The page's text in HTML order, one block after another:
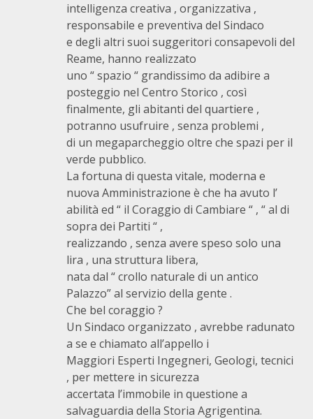
intelligenza creativa , organizzativa ,
responsabile e preventiva del Sindaco
e degli altri suoi suggeritori consapevoli del
Reame, hanno realizzato
uno “ spazio “ grandissimo da adibire a
posteggio nel Centro Storico , così
finalmente, gli abitanti del quartiere ,
potranno usufruire , senza problemi ,
di un megaparcheggio oltre che spazi per il
verde pubblico.
La fortuna di questa vitale, moderna e
nuova Amministrazione è che ha avuto l’
abilità ed “ il Coraggio di Cambiare “ , “ al di
sopra dei Partiti “ ,
realizzando , senza avere speso solo una
lira , una struttura libera,
nata dal “ crollo naturale di un antico
Palazzo” al servizio della gente .
Che bel coraggio ?
Un Sindaco organizzato , avrebbe radunato
a se e chiamato all’appello i
Maggiori Esperti Ingegneri, Geologi, tecnici
, per mettere in sicurezza
accertata l’immobile in questione a
salvaguardia della Storia Agrigentina.